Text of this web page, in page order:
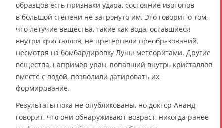
образцов есть признаки удара, состояние изотопов
в большой степени не затронуто им. Это говорит о том,
что летучие вещества, такие как вода, оставшиеся
внутри кристаллов, не претерпели преобразований,
несмотря на бомбардировку Луны метеоритами. Другие
вещества, например уран, попавший внутрь кристаллов
вместе с водой, позволили датировать их
формирование.
Результаты пока не опубликованы, но доктор Ананд
говорит, что они обнаруживают возраст, никогда ранее